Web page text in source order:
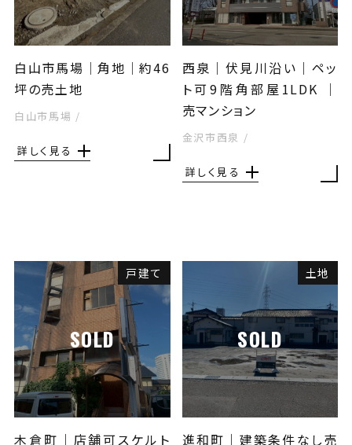
白山市馬場│角地│約46
坪の売土地
白山市馬場 /
詳しく見る
西泉｜伏見川沿い｜ペッ
ト可9階角部屋1LDK │
売マンション
金沢市西泉 /
詳しく見る
SOLD
戸建て
木倉町｜店舗可スケルト
SOLD
土地
進和町｜建築条件なし売